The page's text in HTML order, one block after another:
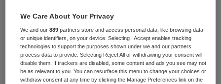
en mantelzorgers.
Uiteraard was ik heel enthousiast toen ik
voor het eerst hoorde dat we een project
konden indienenom onze ouderenzorg te
We Care About Your Privacy
We and our889 partners store and access personal data, like browsing data
or unique identifiers, on your device. Selecting I Accept enables tracking
technologies to support the purposes shown under we and our partners
process data to provide. Selecting Reject All or withdrawing your consent will
disable them. If trackers are disabled, some content and ads you see may not
be as relevant to you. You can resurface this menu to change your choices or
withdraw consent at any time by clicking the Manage Preferences link on the